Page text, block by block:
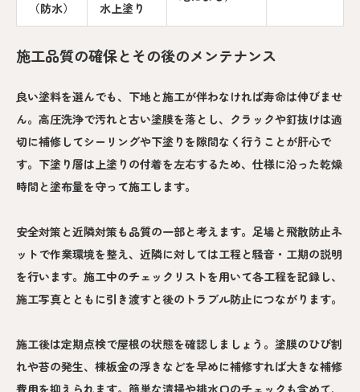
（防水）
水上塗り
施工品質の確保とその後のメンテナンス
良い塗料を選んでも、下地と施工が伴わなければ寿命は伸びませ
ん。高圧洗浄で汚れと古い塗膜を落とし、クラックや釘抜けは適
切に補修してシーリングや下塗りを隙間なく行うことが肝心で
す。下塗り層は上塗りの付着を左右するため、仕様に沿った乾燥
時間と塗布量を守って施工します。
安全対策と近隣対策も品質の一部と考えます。足場と飛散防止ネ
ットで作業環境を整え、近隣に対しては工程と騒音・工期の説明
を行います。施工中のチェックリストを用いて各工程を記録し、
施工写真とともに引き渡すと後のトラブル防止につながります。
施工後は定期点検で屋根の状態を確認しましょう。塗膜のひび割
れや苔の発生、棟板金の浮きなどを早めに補修すれば大きな補修